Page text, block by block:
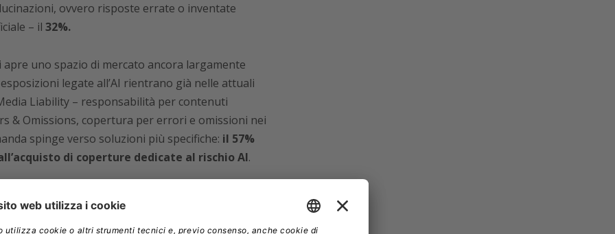
ovvero risposte errate o inventate
– il 32%.
uno spazio di mercato ancora largamente
legate all’AI rientrano già nelle attuali
Liability – responsabilità per contenuti
& Omissions, copertura per errori e omissioni nei
spinge verso soluzioni più specifiche: il 57%
di coperture dedicate al rischio AI.
già
Munich Re Italia
, spiega che le coperture